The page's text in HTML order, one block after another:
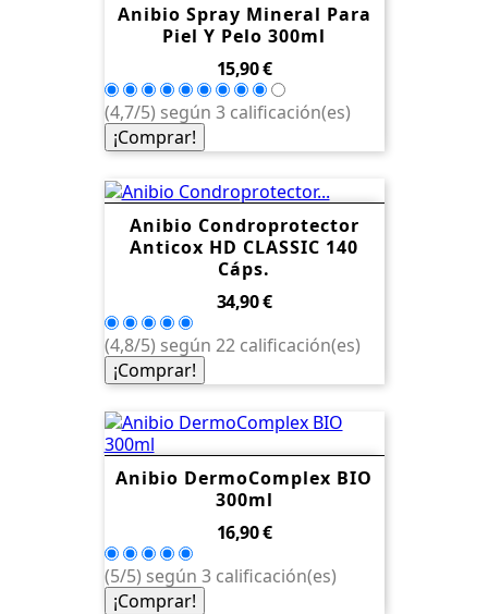
Anibio Spray Mineral Para
Piel Y Pelo 300ml
Precio
15,90 €
(4,7/5) según 3 calificación(es)
¡Comprar!
Anibio Condroprotector
Anticox HD CLASSIC 140
Cáps.
Precio
34,90 €
(4,8/5) según 22 calificación(es)
¡Comprar!
Anibio DermoComplex BIO
300ml
Precio
16,90 €
(5/5) según 3 calificación(es)
¡Comprar!